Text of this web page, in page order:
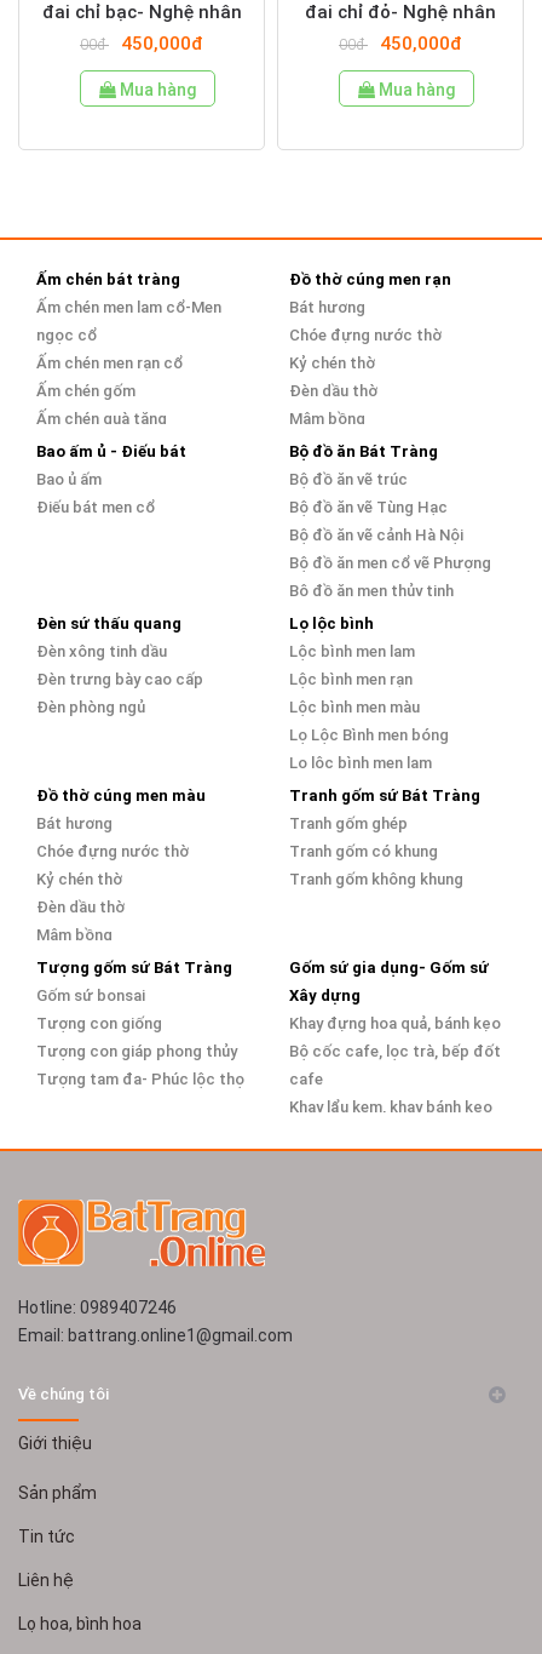
đai chỉ bạc- Nghệ nhân
00đ 450,000đ
Mua hàng
đai chỉ đỏ- Nghệ nhân
00đ 450,000đ
Mua hàng
Ấm chén bát tràng
Ấm chén men lam cổ-Men
ngọc cổ
Ấm chén men rạn cổ
Ấm chén gốm
Ấm chén quà tặng
Ấm chén bọc đồng
Đồ thờ cúng men rạn
Bát hương
Chóe đựng nước thờ
Kỷ chén thờ
Đèn dầu thờ
Mâm bồng
Bao ấm ủ - Điếu bát
Bao ủ ấm
Điếu bát men cổ
Bộ đồ ăn Bát Tràng
Bộ đồ ăn vẽ trúc
Bộ đồ ăn vẽ Tùng Hạc
Bộ đồ ăn vẽ cảnh Hà Nội
Bộ đồ ăn men cổ vẽ Phượng
Bộ đồ ăn men thủy tinh
Đèn sứ thấu quang
Đèn xông tinh dầu
Đèn trưng bày cao cấp
Đèn phòng ngủ
Lọ lộc bình
Lộc bình men lam
Lộc bình men rạn
Lộc bình men màu
Lọ Lộc Bình men bóng
Lọ lộc bình men lam
Đồ thờ cúng men màu
Bát hương
Chóe đựng nước thờ
Kỷ chén thờ
Đèn dầu thờ
Mâm bồng
Tranh gốm sứ Bát Tràng
Tranh gốm ghép
Tranh gốm có khung
Tranh gốm không khung
Tượng gốm sứ Bát Tràng
Gốm sứ bonsai
Tượng con giống
Tượng con giáp phong thủy
Tượng tam đa- Phúc lộc thọ
Gốm sứ gia dụng- Gốm sứ
Xây dựng
Khay đựng hoa quả, bánh kẹo
Bộ cốc cafe, lọc trà, bếp đốt
cafe
Khay lẩu kem, khay bánh kẹo
Hotline: 0989407246
Email: battrang.online1@gmail.com
Về chúng tôi
Giới thiệu
Sản phẩm
Tin tức
Liên hệ
Lọ hoa, bình hoa